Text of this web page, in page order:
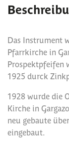
Das Instrument
Pfarrkirche in
Prospektpfeifen
1925 durck
1928 wurde die
Kirche in
neu gebaute
eingebaut.